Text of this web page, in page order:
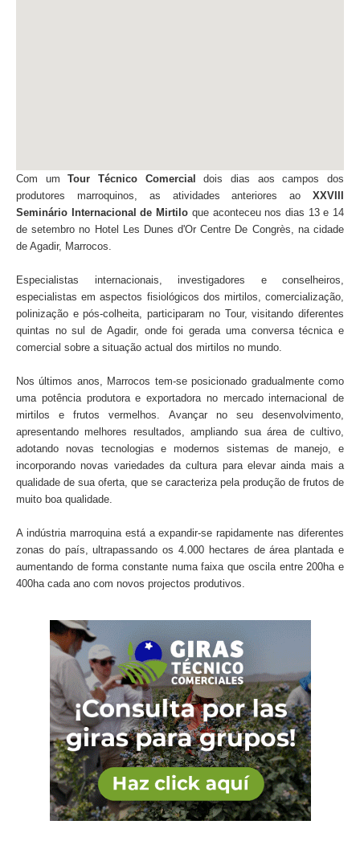
Com umTour Técnico Comercial
dois dias aos campos dos
produtores marroquinos, as atividades anteriores ao XXVIII
Seminário Internacional de Mirtilo que aconteceu nos dias 13 e 14
de setembro no Hotel Les Dunes d'Or Centre De Congrès, na cidade
de Agadir, Marrocos.
Especialistas internacionais, investigadores e conselheiros,
especialistas em aspectos fisiológicos dos mirtilos, comercialização,
polinização e pós-colheita, participaram no Tour, visitando diferentes
quintas no sul de Agadir, onde foi gerada uma conversa técnica e
comercial sobre a situação actual dos mirtilos no mundo.
Nos últimos anos, Marrocos tem-se posicionado gradualmente como
uma potência produtora e exportadora no mercado internacional de
mirtilos e frutos vermelhos. Avançar no seu desenvolvimento,
apresentando melhores resultados, ampliando sua área de cultivo,
adotando novas tecnologias e modernos sistemas de manejo, e
incorporando novas variedades da cultura para elevar ainda mais a
qualidade de sua oferta, que se caracteriza pela produção de frutos de
muito boa qualidade.
A indústria marroquina está a expandir-se rapidamente nas diferentes
zonas do país, ultrapassando os 4.000 hectares de área plantada e
aumentando de forma constante numa faixa que oscila entre 200ha e
400ha cada ano com novos projectos produtivos.